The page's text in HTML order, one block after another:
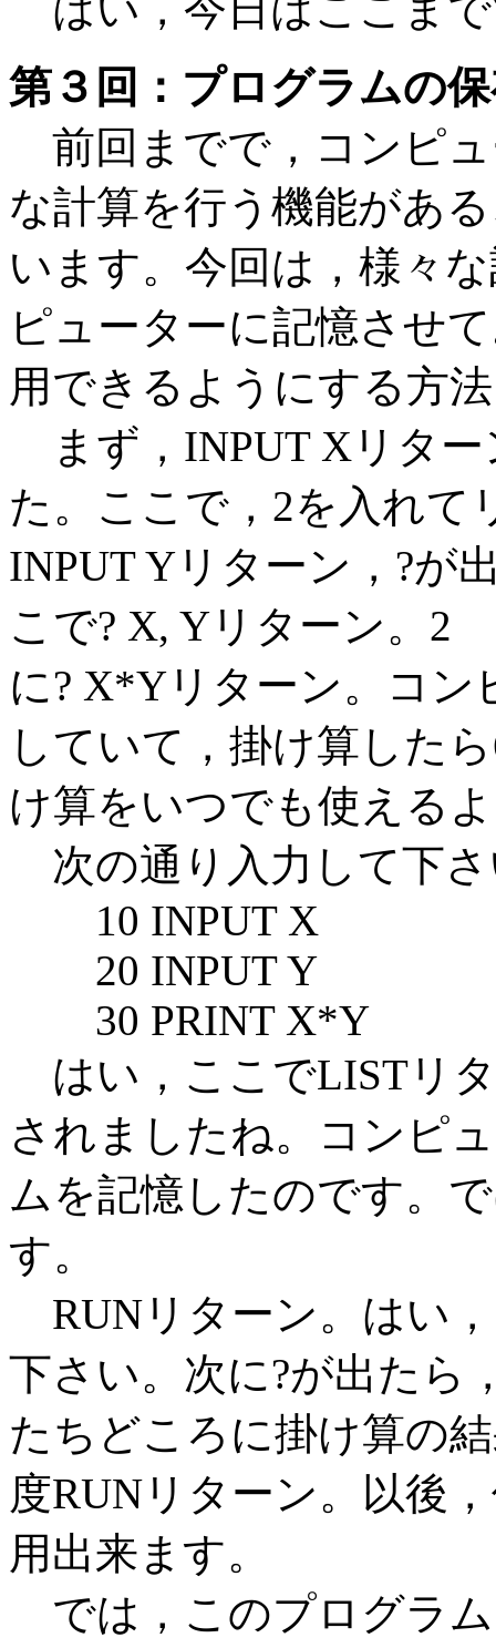
第３回：プログラムの
前回までで，コンピ
な計算を行う機能があ
います。今回は，様々
ピューターに記憶させ
用できるようにする方
まず，INPUT Xリター
た。ここで，2を入れて
INPUT Yリターン，?が
こで? X, Yリターン
に? X*Yリターン。コン
していて，掛け算した
け算をいつでも使える
次の通り入力して下
10 INPUT X
20 INPUT Y
30 PRINT X*Y
はい，ここでLISTリ
されましたね。コンピ
ムを記憶したのです。
す。
RUNリターン。はい
下さい。次に?が出たら
たちどころに掛け算の
度RUNリターン。以後
用出来ます。
では，このプログラ